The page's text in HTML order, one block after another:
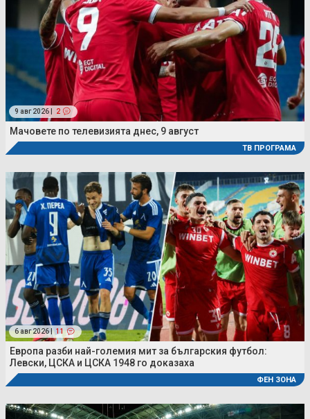
9 авг 2026 | 2
Мачовете по телевизията днес, 9 август
ТВ ПРОГРАМА
6 авг 2026 | 11
Европа разби най-големия мит за българския футбол:
Левски, ЦСКА и ЦСКА 1948 го доказаха
ФЕН ЗОНА